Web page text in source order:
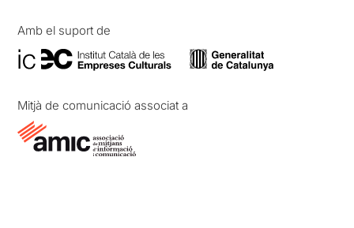
Amb el suport de
Mitjà de comunicació associat a